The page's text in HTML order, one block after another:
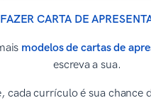
FAZER CARTA DE
modelos de cartas de
escreva a sua.
cada currículo é sua chance